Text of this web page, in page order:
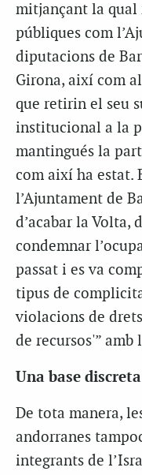
mitjançant la
públiques com
diputacions de
Girona, així com
que retirin el seu
institucional a la
mantingués la
com així ha estat.
l’Ajuntament de
d’acabar la Volta,
condemnar
passat i es va
tipus de
violacions de
de recursos'”
Una base
De tota manera,
andorranes
integrants de